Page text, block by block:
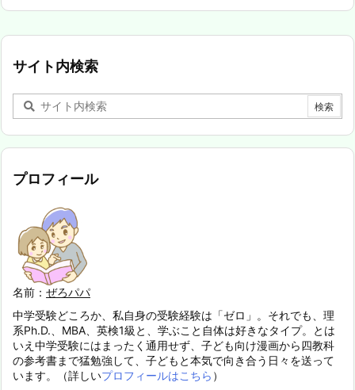
サイト内検索
プロフィール
名前： ぜろパパ
中学受験どころか、私自身の受験経験は「ゼロ」。それでも、理
系Ph.D.、MBA、英検1級と、学ぶこと自体は好きなタイプ。とは
いえ中学受験にはまったく通用せず、子ども向け漫画から四教科
の参考書まで猛勉強して、子どもと本気で向き合う日々を送って
います。（詳しいプロフィールはこちら ）